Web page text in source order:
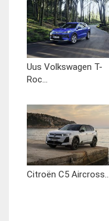
Uus Volkswagen T-
Roc...
Citroën C5 Aircross...